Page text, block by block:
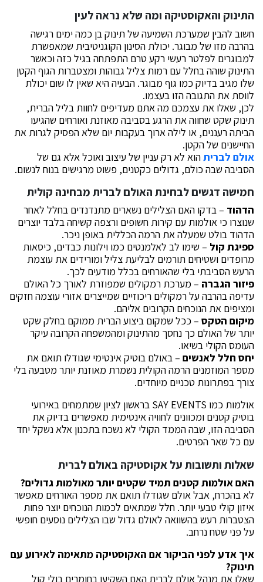
התינוק והאקוסטיקה ומה שלא נראה לעין
חשוב להבין שמערכת השמיעה של תינוק בן כמה ימים רגישה
בהרבה מזו של מבוגר. יכולת הסינון הקוגניטיבית שמאפשרת
למבוגרים לפלטר רעשי רקע טרם התפתחה בגיל כזה וכאשר
התינוק שוהה בחלל עם רמות צליל גבוהות ומצטברות הגוף הקטן
שלו מגיב בדיוק כמו גוף מבוגר. הבעיה היא שאין לו שום יכולת
לווסת את התגובה הזו בעצמו.
לכן, שאלו את עצמכם מה אתם מעדיפים לחוות בליל הברית,
תינוק שקט שחווה את הרגע בסביבה מאוזנת ואורחים שהגיעו
הביתה רעננים, או לילה ארוך בעקבות יום שלא הפסיק לגרות את
החיישנים של הקטן.
אולם לבריתהוא לא רק עניין של עיצוב ואוכל אלא גם של
הסביבה שבה כולם, גדולים כקטנים, פשוט מרגישים בנוח לנשום.
חמישה דגשים לבחינת האולם לברית מבחינה קולית
הדהוד– בדקו האם הצלילים נשארים מתנדנדים בחלל לאחר
שנוצרו כי אולמות עם קירות חשופים ורצפה קשיחה בלבד יוצרים
הדהוד בולט שמעלה את הרמה הכללית באופן ניכר.
ספיגת קול– שימו לב לאלמנטים כמו וילונות כבדים, כיסאות
מרופדים ושטיחים תורמים לבליעת צליל ומורידים את עוצמת
הרעש הסביבתי בלי שהאורחים בכלל מודעים לכך.
פיזור הגברה– מערכת רמקולים שמפוזרת לאורך כל האולם
עדיפה בהרבה על רמקולים ריכוזיים שמייצרים אזורי עוצמה חזקים
ומציפים את הנוכחים הקרובים אליהם.
מיקום הטקס– ככל שמקום ביצוע הברית ממוקם בחלק שקט
יותר של האולם כך נחסך מהתינוק ומהמשפחה הקרובה עיקר
העומס הקולי בשיאו.
יחס חלל לאנשים– באולם בוטיק אינטימי שגודלו תואם את
מספר המוזמנים הרמה הקולית נשמרת מאוזנת יותר מטבעה בלי
צורך בפתרונות טכניים מיוחדים.
אולמות כמו SAY EVENTS בראשון לציון שמתמחים באירועי
בוטיק קטנים ומכוונים לחוויה אינטימית מאפשרים בדיוק את
הסביבה הזו, שבה הממד הקולי לא נשכח בתכנון אלא נשקל יחד
עם כל שאר הפרטים.
שאלות ותשובות על אקוסטיקה באולם לברית
האם אולמות קטנים תמיד שקטים יותר מאולמות גדולים?
לא בהכרח, אבל אולם שגודלו תואם את מספר האורחים מאפשר
איזון קולי טבעי יותר. חלל שמתאים לכמות הנוכחים יוצר פחות
הצטברות רעש בהשוואה לאולם גדול שבו הצלילים נוסעים חופשי
על פני שטח נרחב.
איך אדע לפני הביקור אם האקוסטיקה מתאימה לאירוע עם
תינוק?
שאלו את מנהל אולם לברית האם השקיעו בחומרים בולי קול